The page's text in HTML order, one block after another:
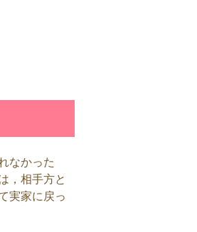
なかった
，相手方と
実家に戻っ